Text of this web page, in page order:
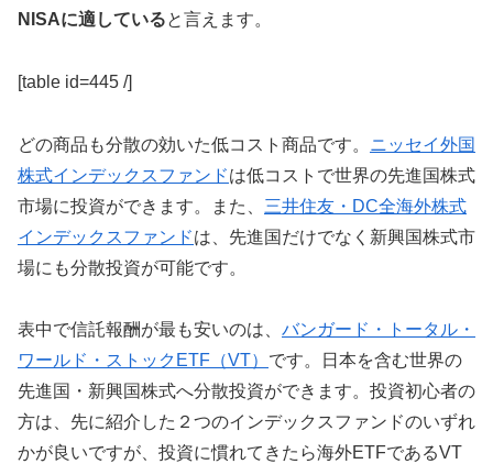
NISAに適していると言えます。
[table id=445 /]
どの商品も分散の効いた低コスト商品です。 ニッセイ外国
株式インデックスファンドは低コストで世界の先進国株式
市場に投資ができます。また、 三井住友・DC全海外株式
インデックスファンドは、先進国だけでなく新興国株式市
場にも分散投資が可能です。
表中で信託報酬が最も安いのは、 バンガード・トータル・
ワールド・ストックETF（VT） です。日本を含む世界の
先進国・新興国株式へ分散投資ができます。投資初心者の
方は、先に紹介した２つのインデックスファンドのいずれ
かが良いですが、投資に慣れてきたら海外ETFであるVT